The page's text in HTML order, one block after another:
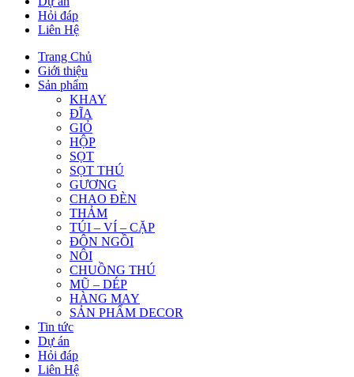
Hỏi đáp
Liên Hệ
Trang Chủ
Giới thiệu
Sản phẩm
KHAY
ĐĨA
GIỎ
HỘP
SỌT
SỌT THÚ
GƯƠNG
CHAO ĐÈN
THẢM
TÚI – VÍ – CẶP
ĐÔN NGỒI
NÔI
CHUỒNG THÚ
MŨ – DÉP
HÀNG MAY
SẢN PHẨM DECOR
Tin tức
Dự án
Hỏi đáp
Liên Hệ